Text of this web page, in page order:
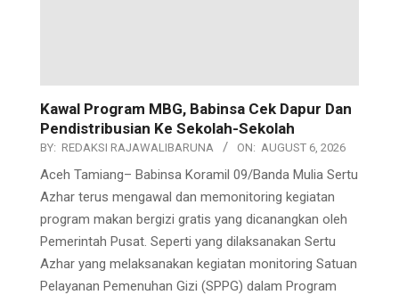
Kawal Program MBG, Babinsa Cek Dapur Dan
Pendistribusian Ke Sekolah-Sekolah
BY: REDAKSI RAJAWALIBARUNA ON: AUGUST 6, 2026
Aceh Tamiang– Babinsa Koramil 09/Banda Mulia Sertu
Azhar terus mengawal dan memonitoring kegiatan
program makan bergizi gratis yang dicanangkan oleh
Pemerintah Pusat. Seperti yang dilaksanakan Sertu
Azhar yang melaksanakan kegiatan monitoring Satuan
Pelayanan Pemenuhan Gizi (SPPG) dalam Program